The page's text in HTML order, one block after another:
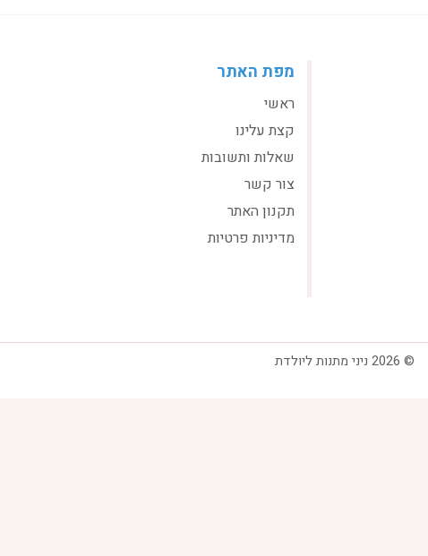
מפת האתר
ראשי
קצת עלינו
שאלות ותשובות
צור קשר
תקנון האתר
מדיניות פרטיות
© 2026 ניני מתנות ליולדת